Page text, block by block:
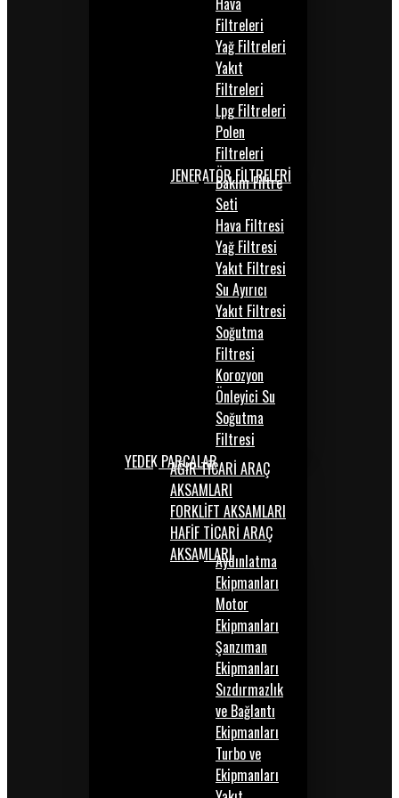
Filtreleri
Yağ Filtreleri
Yakıt
Filtreleri
Lpg Filtreleri
Polen
Filtreleri
JENERATÖR FİLTRELERİ
Bakım Filtre
Seti
Hava Filtresi
Yağ Filtresi
Yakıt Filtresi
Su Ayırıcı
Yakıt Filtresi
Soğutma
Filtresi
Korozyon
Önleyici Su
Soğutma
Filtresi
YEDEK PARÇALARAĞIR TİCARİ ARAÇ
AKSAMLARI
FORKLİFT AKSAMLARI
HAFİF TİCARİ ARAÇ
AKSAMLARIAydınlatma
Ekipmanları
Motor
Ekipmanları
Şanzıman
Ekipmanları
Sızdırmazlık
ve Bağlantı
Ekipmanları
Turbo ve
Ekipmanları